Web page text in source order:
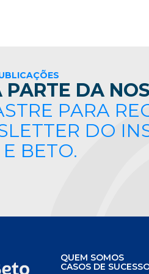
PARTE DA
PARA
DO
BETO.
QUEM SOMOS
CASOS DE